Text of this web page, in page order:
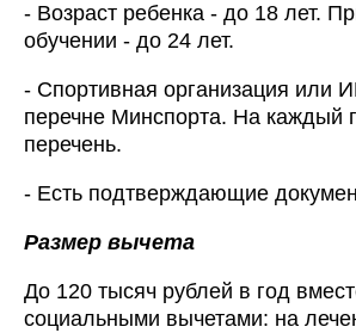
- Возраст ребенка - до 18 лет.
обучении - до 24 лет.
- Спортивная организация или
перечне Минспорта. На каждый
перечень.
- Есть подтверждающие
Размер вычета
До 120 тысяч рублей в год
социальными вычетами: на